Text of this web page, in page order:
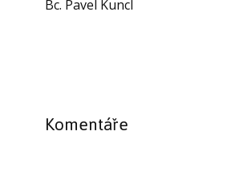
Bc. Pavel Kuncl
Komentáře